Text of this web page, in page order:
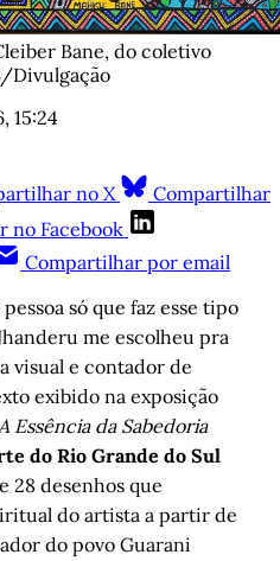
Bane, do coletivo
Divulgação
15:24
no X
Compartilhar
no Facebook
Compartilhar por email
só que faz esse tipo
me escolheu pra
visual e contador de
exibido na exposição
Essência da Sabedoria
do Rio Grande do Sul
28 desenhos que
do artista a partir de
do povo Guarani